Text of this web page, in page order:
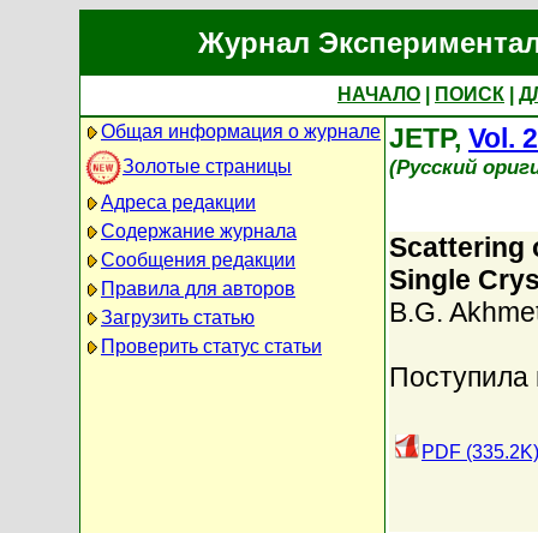
Журнал
НАЧАЛО ПОИСК
Общая информация о журнале
Золотые страницы
Адреса редакции
Содержание журнала
Сообщения редакции
Правила для авторов
Загрузить статью
Проверить статус статьи
JETP, Vol.
(Русский
Scattering
Single
B.G.
PDF (335.2K)